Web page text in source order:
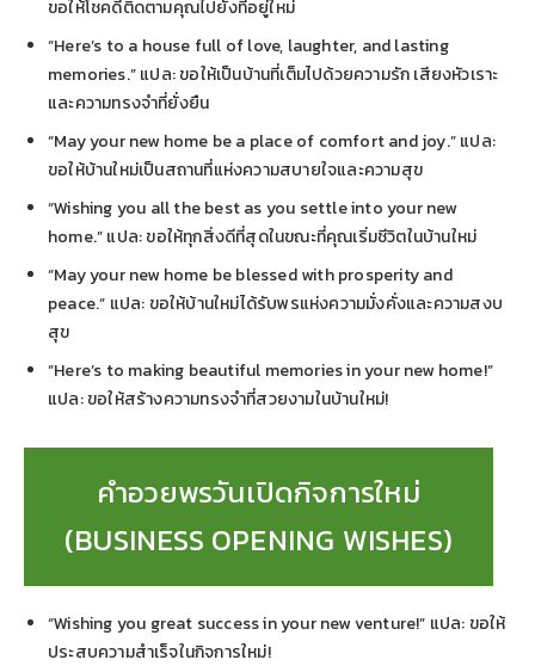
ขอให้โชคดีติดตามคุณไปยังที่อยู่ใหม่
“Here’s to a house full of love, laughter, and lasting
memories.” แปล: ขอให้เป็นบ้านที่เต็มไปด้วยความรัก เสียงหัวเราะ
และความทรงจำที่ยั่งยืน
“May your new home be a place of comfort and joy.” แปล:
ขอให้บ้านใหม่เป็นสถานที่แห่งความสบายใจและความสุข
“Wishing you all the best as you settle into your new
home.” แปล: ขอให้ทุกสิ่งดีที่สุดในขณะที่คุณเริ่มชีวิตในบ้านใหม่
“May your new home be blessed with prosperity and
peace.” แปล: ขอให้บ้านใหม่ได้รับพรแห่งความมั่งคั่งและความสงบ
สุข
“Here’s to making beautiful memories in your new home!”
แปล: ขอให้สร้างความทรงจำที่สวยงามในบ้านใหม่!
คำอวยพรวันเปิดกิจการใหม่
(BUSINESS OPENING WISHES)
“Wishing you great success in your new venture!” แปล: ขอให้
ประสบความสำเร็จในกิจการใหม่!